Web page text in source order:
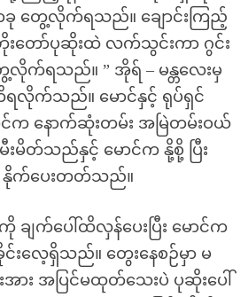
တွေ့လိုက်ရသည်။ ချောင်းကြည့်
တော်ပုဆိုးထဲ လက်သွင်းကာ ဂွင်း
က်ရသည်။ ” အိုရ် – မန္တလေးမှ
လိုက်သည်။ မောင်နှင့် ရုပ်ရှင်
က နောက်ဆုံးတမ်း အမြဲတမ်းဝယ်
မိတ်သည်နှင့် မောင်က နို့စို့ ပြီး
နိုက်ပေးတတ်သည်။
ချက်ပေါ်ထိလှန်ပေးပြီး မောင်က
းလေ့ရှိသည်။ တွေးနေစဉ်မှာ မ
ား အပြင်မထုတ်သေးပဲ ပုဆိုးပေါ်